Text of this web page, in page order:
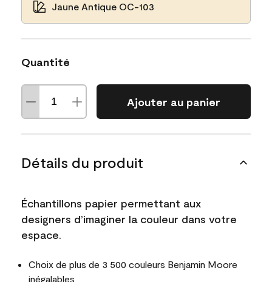
Jaune Antique OC-103
Quantité
Ajouter au panier
Détails du produit
Échantillons papier permettant aux
designers d’imaginer la couleur dans votre
espace.
Choix de plus de 3 500 couleurs Benjamin Moore
inégalables